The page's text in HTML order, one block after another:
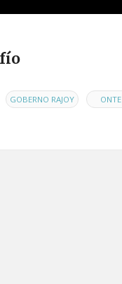
GOBERNO RAJOY ONTE